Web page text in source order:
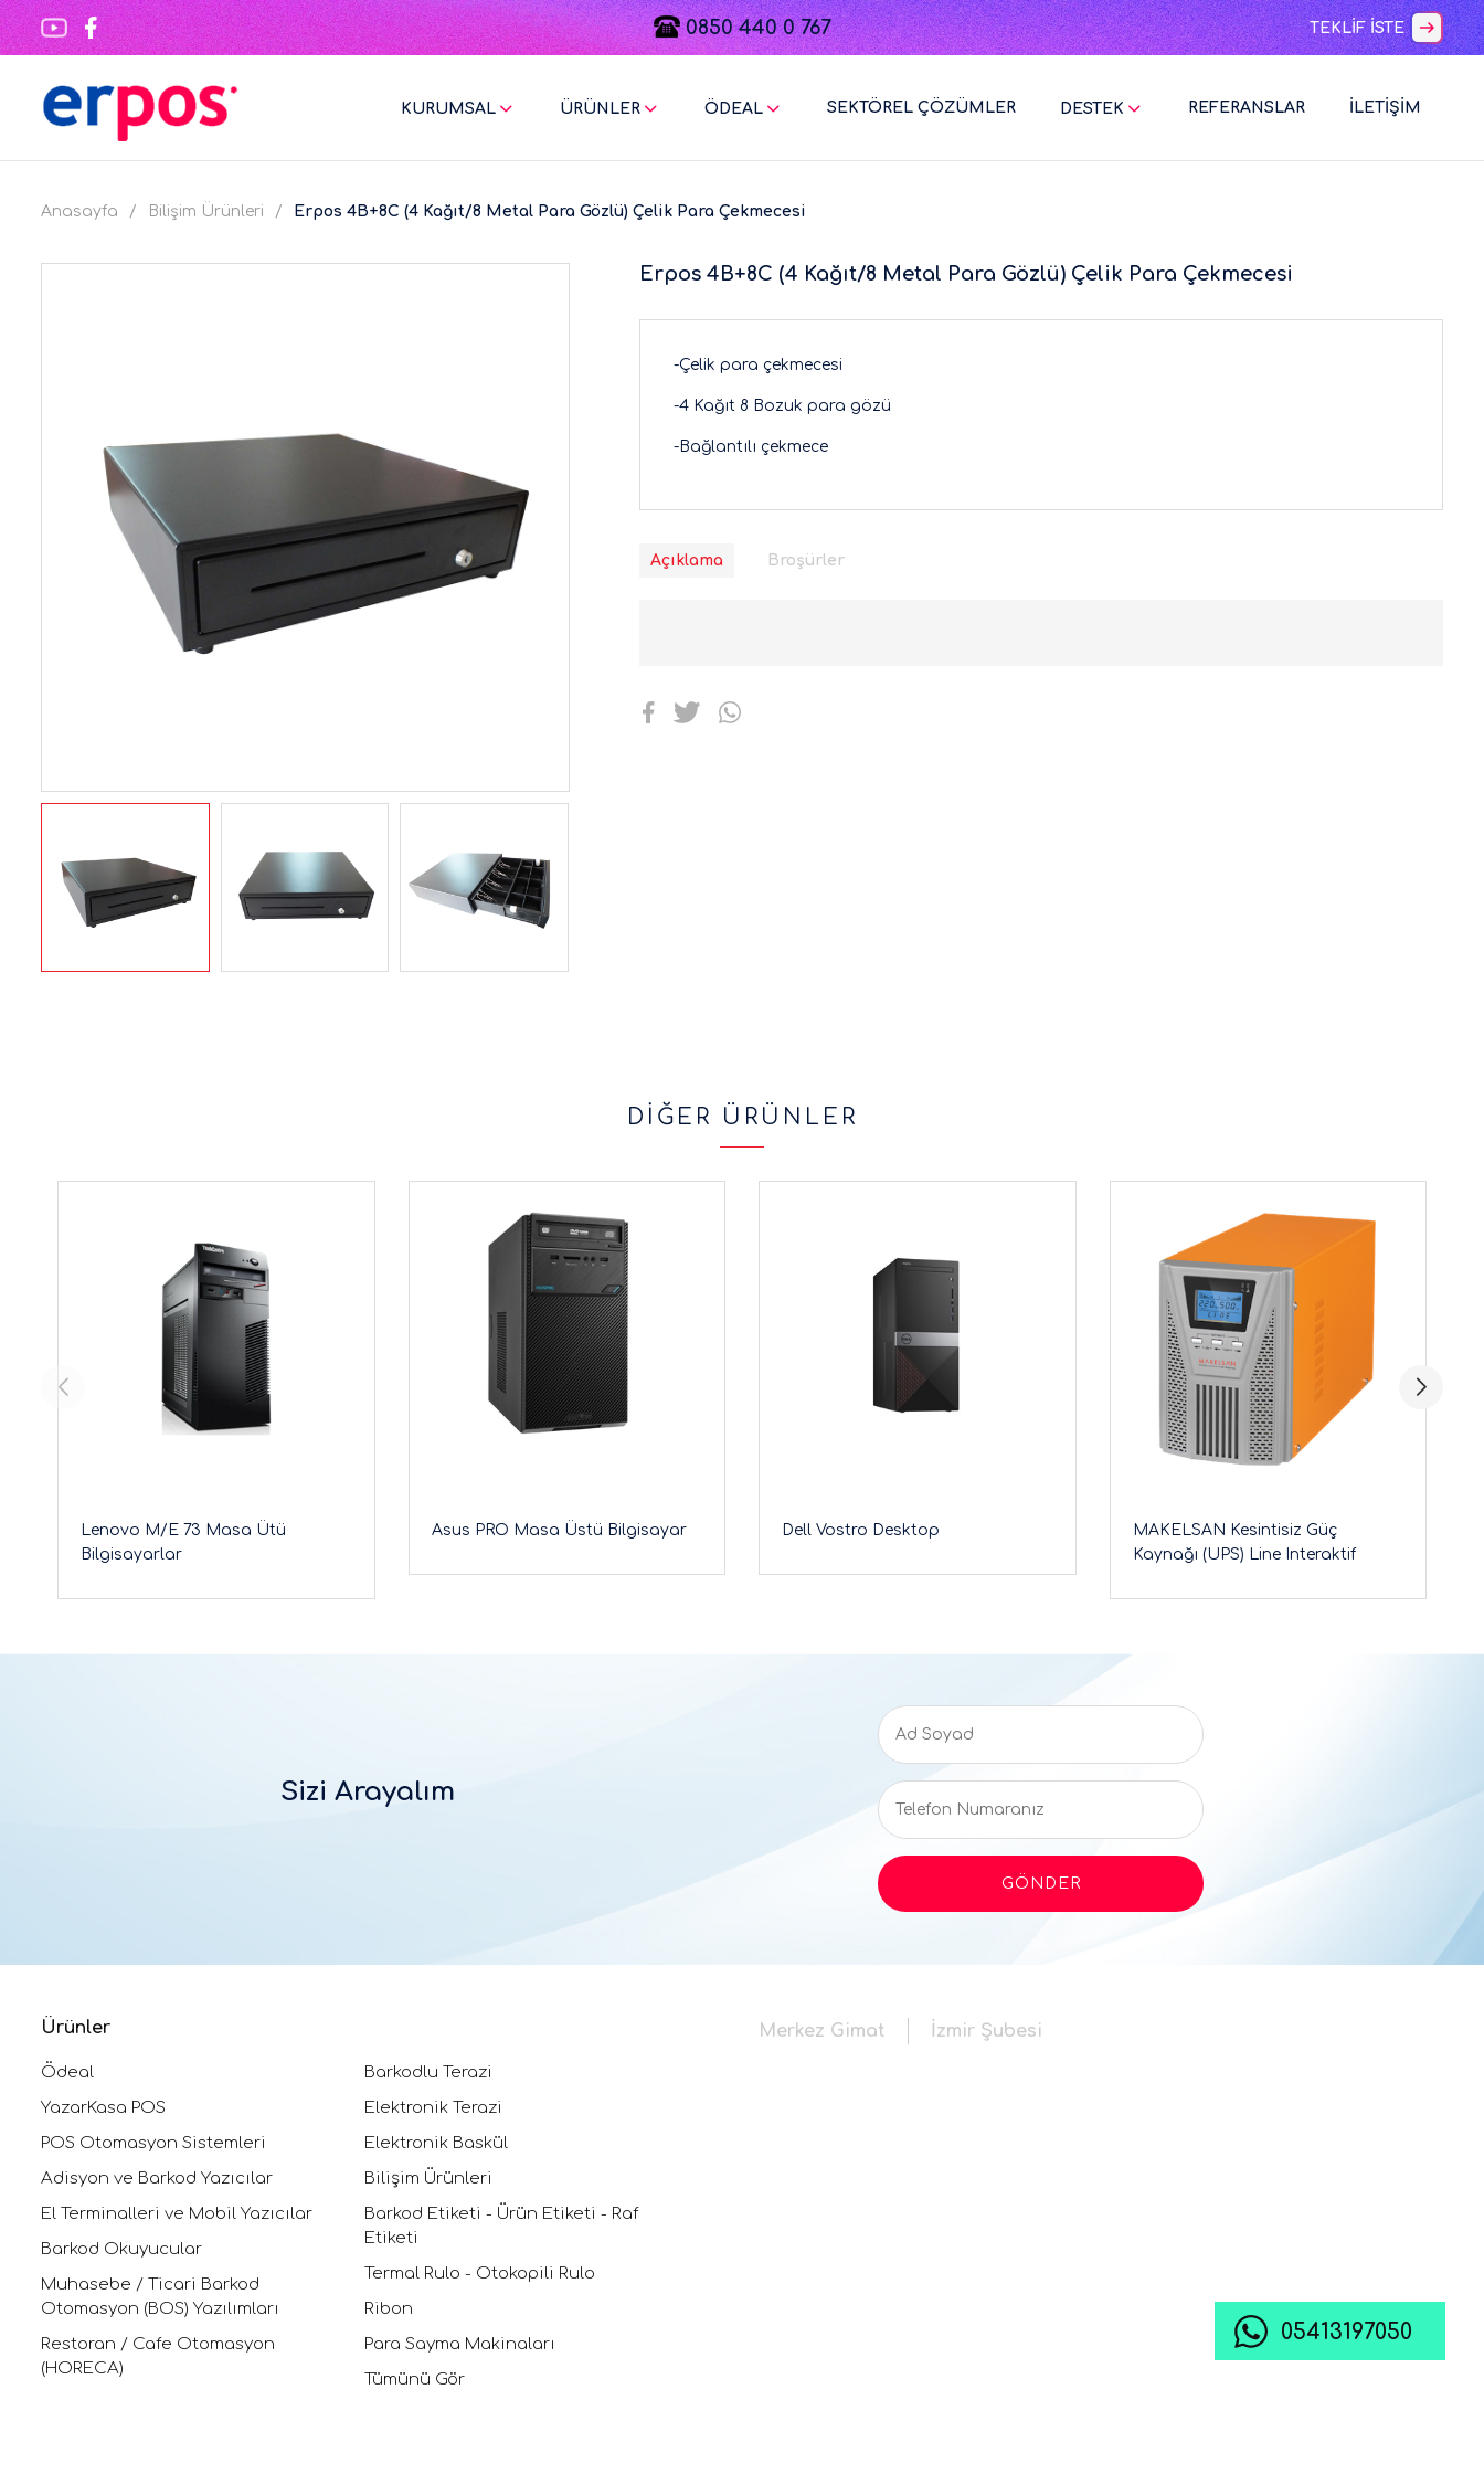
0850 440 0 767 TEKLİF İSTE
KURUMSAL ÜRÜNLER ÖDEAL SEKTÖREL ÇÖZÜMLER DESTEK REFERANSLAR İLETİŞİM
Anasayfa Bilişim Ürünleri Erpos 4B+8C (4 Kağıt/8 Metal Para Gözlü) Çelik Para Çekmecesi
Erpos 4B+8C (4 Kağıt/8 Metal Para Gözlü) Çelik Para Çekmecesi
-Çelik para çekmecesi
-4 Kağıt 8 Bozuk para gözü
-Bağlantılı çekmece
Açıklama Broşürler
DİĞER ÜRÜNLER
Lenovo M/E 73 Masa Ütü
Bilgisayarlar
Asus PRO Masa Üstü Bilgisayar Dell Vostro Desktop
MAKELSAN Kesintisiz Güç
Kaynağı (UPS) Line Interaktif
Sizi Arayalım
Ürünler
Ödeal
YazarKasa POS
POS Otomasyon Sistemleri
Adisyon ve Barkod Yazıcılar
El Terminalleri ve Mobil Yazıcılar
Barkod Okuyucular
Muhasebe / Ticari Barkod
Otomasyon (BOS) Yazılımları
Restoran / Cafe Otomasyon
(HORECA)
Barkodlu Terazi
Elektronik Terazi
Elektronik Baskül
Bilişim Ürünleri
Barkod Etiketi - Ürün Etiketi - Raf
Etiketi
Termal Rulo - Otokopili Rulo
Ribon
Para Sayma Makinaları
Tümünü Gör
Merkez Gimat İzmir Şubesi
05413197050